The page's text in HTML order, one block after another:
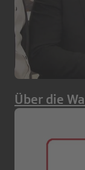
Über die